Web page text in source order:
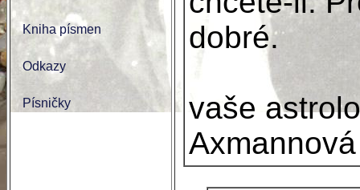
Kniha písmen
Odkazy
Písničky
dobré.
vaše
Axmannová